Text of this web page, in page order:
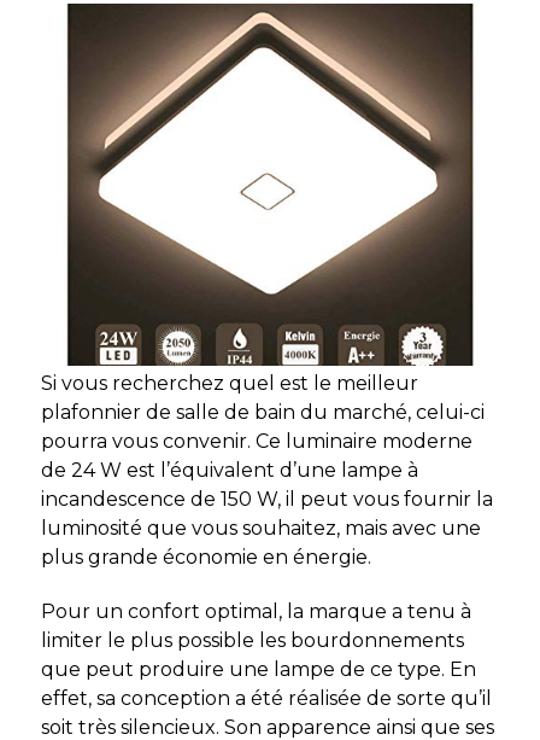
Si vous recherchez quel est le meilleur
plafonnier de salle de bain du marché, celui-ci
pourra vous convenir. Ce luminaire moderne
de 24 W est l’équivalent d’une lampe à
incandescence de 150 W, il peut vous fournir la
luminosité que vous souhaitez, mais avec une
plus grande économie en énergie.
Pour un confort optimal, la marque a tenu à
limiter le plus possible les bourdonnements
que peut produire une lampe de ce type. En
effet, sa conception a été réalisée de sorte qu’il
soit très silencieux. Son apparence ainsi que ses